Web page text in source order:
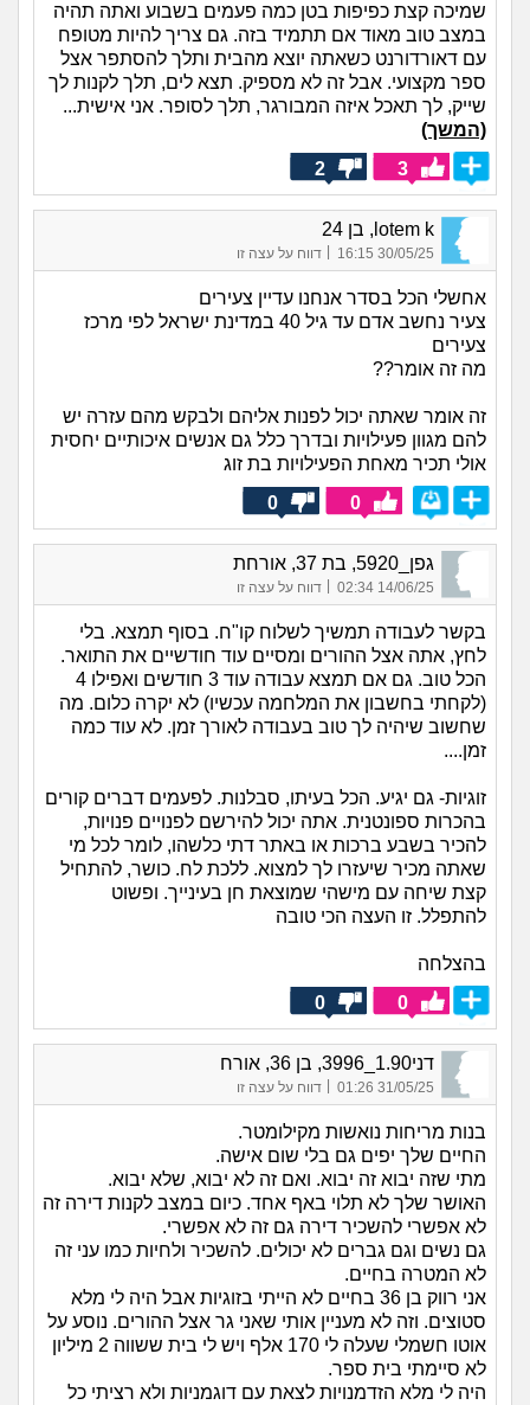
שמיכה קצת כפיפות בטן כמה פעמים בשבוע ואתה תהיה
במצב טוב מאוד אם תתמיד בזה. גם צריך להיות מטופח
עם דאורדורנט כשאתה יוצא מהבית ותלך להסתפר אצל
ספר מקצועי. אבל זה לא מספיק. תצא לים, תלך לקנות לך
שייק, לך תאכל איזה המבורגר, תלך לסופר. אני אישית...
(המשך)
3
2
lotem k, בן 24
30/05/25 16:15
| דווח על עצה זו
אחשלי הכל בסדר אנחנו עדיין צעירים
צעיר נחשב אדם עד גיל 40 במדינת ישראל לפי מרכז
צעירים
מה זה אומר??
זה אומר שאתה יכול לפנות אליהם ולבקש מהם עזרה יש
להם מגוון פעילויות ובדרך כלל גם אנשים איכותיים יחסית
אולי תכיר מאחת הפעילויות בת זוג
0
0
גפן_5920, בת 37, אורחת
14/06/25 02:34 דווח על עצה זו
בקשר לעבודה תמשיך לשלוח קו"ח. בסוף תמצא. בלי
לחץ, אתה אצל ההורים ומסיים עוד חודשיים את התואר.
הכל טוב. גם אם תמצא עבודה עוד 3 חודשים ואפילו 4
(לקחתי בחשבון את המלחמה עכשיו) לא יקרה כלום. מה
שחשוב שיהיה לך טוב בעבודה לאורך זמן. לא עוד כמה
זמן....
זוגיות- גם יגיע. הכל בעיתו, סבלנות. לפעמים דברים קורים
בהכרות ספונטנית. אתה יכול להירשם לפנויים פנויות,
להכיר בשבע ברכות או באתר דתי כלשהו, לומר לכל מי
שאתה מכיר שיעזרו לך למצוא. ללכת לח. כושר, להתחיל
קצת שיחה עם מישהי שמוצאת חן בעינייך. ופשוט
להתפלל. זו העצה הכי טובה
בהצלחה
0
0
דני1.90_3996, בן 36, אורח
31/05/25 01:26 דווח על עצה זו
בנות מריחות נואשות מקילומטר.
החיים שלך יפים גם בלי שום אישה.
מתי שזה יבוא זה יבוא. ואם זה לא יבוא, שלא יבוא.
האושר שלך לא תלוי באף אחד. כיום במצב לקנות דירה זה
לא אפשרי להשכיר דירה גם זה לא אפשרי.
גם נשים וגם גברים לא יכולים. להשכיר ולחיות כמו עני זה
לא המטרה בחיים.
אני רווק בן 36 בחיים לא הייתי בזוגיות אבל היה לי מלא
סטוצים. וזה לא מעניין אותי שאני גר אצל ההורים. נוסע על
אוטו חשמלי שעלה לי 170 אלף ויש לי בית ששווה 2 מיליון
לא סיימתי בית ספר.
היה לי מלא הזדמנויות לצאת עם דוגמניות ולא רציתי כל